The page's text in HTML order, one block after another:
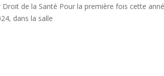
de la Santé Pour la première fois cette
dans la salle